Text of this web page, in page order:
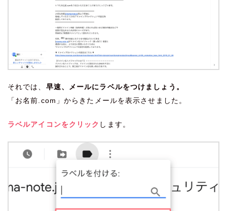
それでは、 早速、メールにラベルをつけましょう。
「お名前.com」からきたメールを表示させました。
ラベルアイコンをクリック します。